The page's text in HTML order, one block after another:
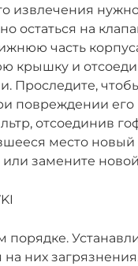
извлечения
остаться на
часть
крышку и
Проследите,
повреждении
отсоединив
место новый
или замените
них